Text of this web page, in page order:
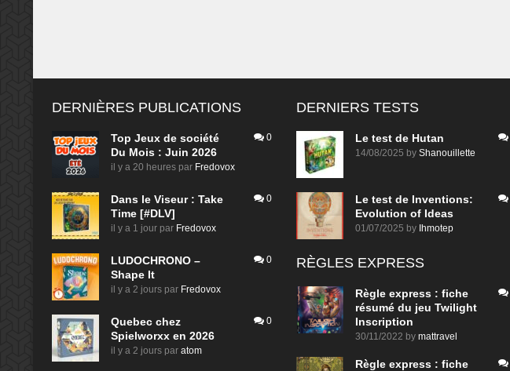
DERNIÈRES PUBLICATIONS
Top Jeux de société
Du Mois : Juin 2026
il y a 20 heures par Fredovox
0
Dans le Viseur : Take
Time [#DLV]
il y a 1 jour par Fredovox
0
LUDOCHRONO –
Shape It
il y a 2 jours par Fredovox
0
Quebec chez
Spielworxx en 2026
il y a 2 jours par atom
0
DERNIERS TESTS
Le test de Hutan
14/08/2025 by Shanouillette
Le test de Inventions:
Evolution of Ideas
01/07/2025 by Ihmotep
RÈGLES EXPRESS
Règle express : fiche
résumé du jeu Twilight
Inscription
30/11/2022 by mattravel
Règle express : fiche